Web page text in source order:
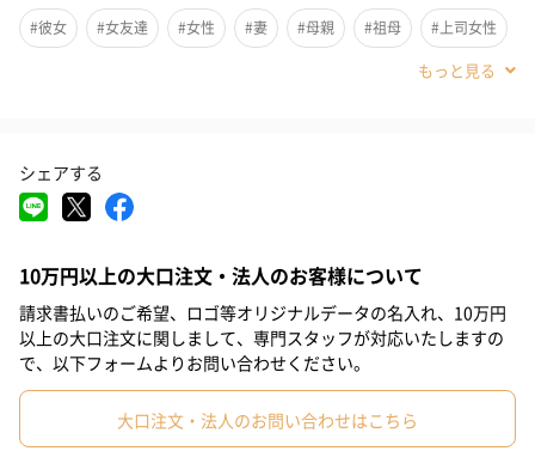
ねじりを加えた金色のロープとリボンの結び目が立体的に表現さ
日本人女性の肌色に似合うゴールドカラー
ゴールドは、日本人女性の肌色と馴染みがよく、貴女の顔色を一
#彼女 #女友達 #女性 #妻 #母親 #祖母 #上司女性
#30代 #40代
シェアする
10万円以上の大口注文・法人のお客様について
請求書払いのご希望、ロゴ等オリジナルデータの名入れ、10万円
以上の大口注文に関しまして、専門スタッフが対応いたしますの
で、以下フォームよりお問い合わせください。
大口注文・法人のお問い合わせはこちら